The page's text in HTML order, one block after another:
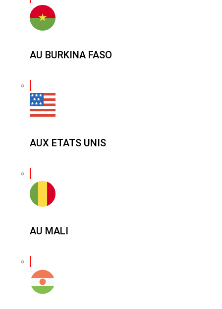
AU BURKINA FASO
AUX ETATS UNIS
AU MALI